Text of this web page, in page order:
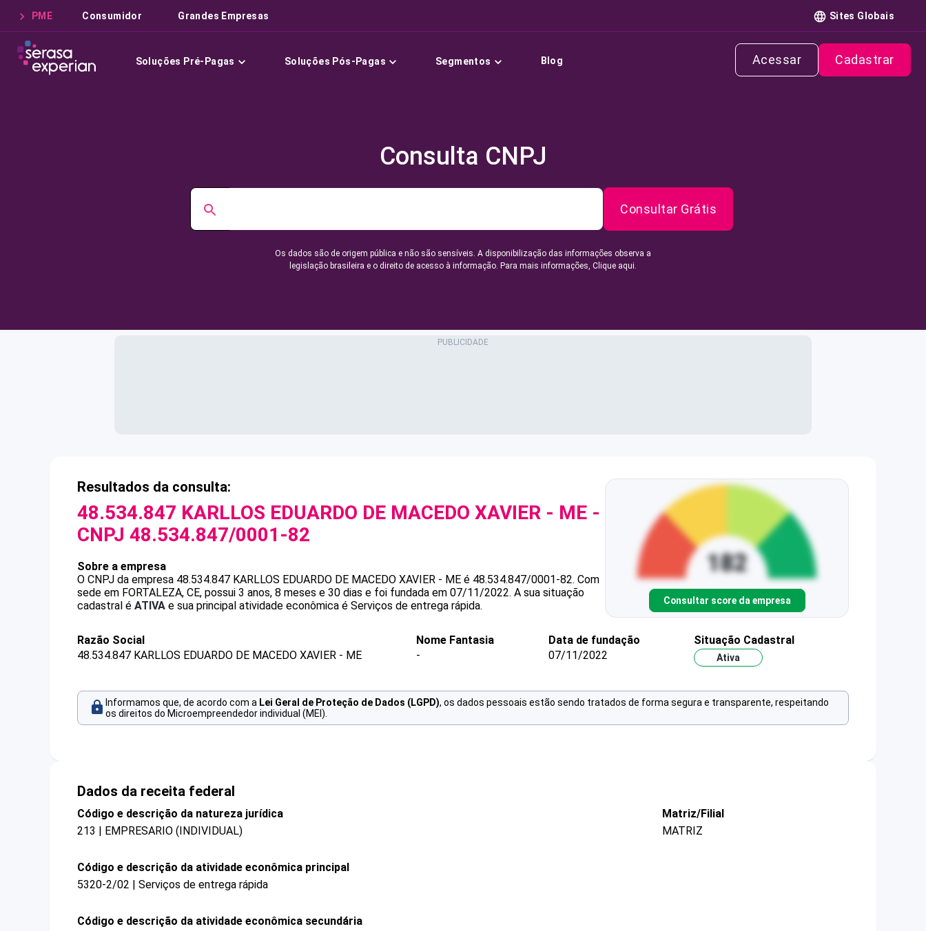
PME Consumidor Grandes Empresas Sites Globais
Soluções Pré-Pagas Soluções Pós-Pagas Segmentos Blog Acessar Cadastrar
Consulta CNPJ
Consultar Grátis
Os dados são de origem pública e não são sensíveis. A disponibilização das informações observa a
legislação brasileira e o direito de acesso à informação. Para mais informações, Clique aqui.
Resultados da consulta:
48.534.847 KARLLOS EDUARDO DE MACEDO XAVIER - ME -
CNPJ 48.534.847/0001-82
Sobre a empresa
O CNPJ da empresa 48.534.847 KARLLOS EDUARDO DE MACEDO XAVIER - ME é 48.534.847/0001-82. Com
sede em FORTALEZA, CE, possui 3 anos, 8 meses e 30 dias e foi fundada em 07/11/2022. A sua situação
cadastral é ATIVA e sua principal atividade econômica é Serviços de entrega rápida. Consultar score da empresa
Razão Social
48.534.847 KARLLOS EDUARDO DE MACEDO XAVIER - ME
Nome Fantasia
-
Data de fundação
07/11/2022
Situação Cadastral
Ativa
Informamos que, de acordo com a Lei Geral de Proteção de Dados (LGPD), os dados pessoais estão sendo tratados de forma segura e transparente, respeitando
os direitos do Microempreendedor individual (MEI).
Dados da receita federal
Código e descrição da natureza jurídica
213 | EMPRESARIO (INDIVIDUAL)
Matriz/Filial
MATRIZ
Código e descrição da atividade econômica principal
5320-2/02 | Serviços de entrega rápida
Código e descrição da atividade econômica secundária